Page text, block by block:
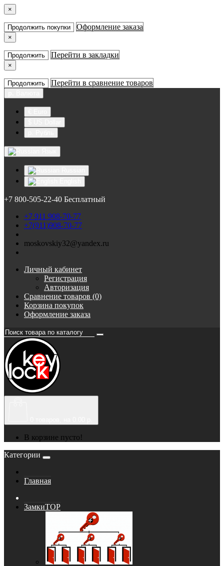
×
Продолжить покупки Оформление заказа
×
Продолжить Перейти в закладки
×
Продолжить Перейти в сравнение товаров
+7 800-505-22-40 Бесплатный
+7 911 908-70-77
+7(911)908-70-77
moskovskiy32@yandex.ru
Личный кабинет
Регистрация
Авторизация
Сравнение товаров (0)
Корзина покупок
Оформление заказа
В корзине пусто!
Категории
Главная
ЗамкиTOP